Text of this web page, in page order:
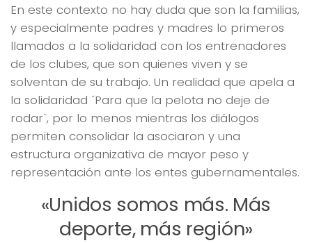
En este contexto no hay duda que son la familias,
y especialmente padres y madres lo primeros
llamados a la solidaridad con los entrenadores
de los clubes, que son quienes viven y se
solventan de su trabajo. Un realidad que apela a
la solidaridad ´Para que la pelota no deje de
rodar`, por lo menos mientras los diálogos
permiten consolidar la asociaron y una
estructura organizativa de mayor peso y
representación ante los entes gubernamentales.
«Unidos somos más. Más
deporte, más región»